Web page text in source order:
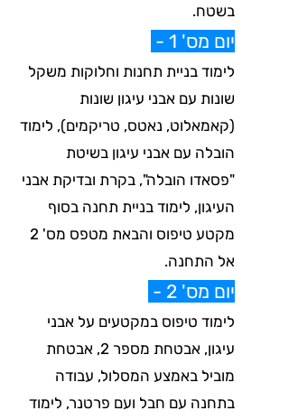
בשטח.
יום מס' 1 -
לימוד בניית תחנות וחלוקות משקל
שונות עם אבני עיגון שונות
(קאמאלוט, נאטס, טריקמים), לימוד
הובלה עם אבני עיגון בשיטת
"פסאדו הובלה", בקרת ובדיקת אבני
העיגון, לימוד בניית תחנה בסוף
מקטע טיפוס והבאת מטפס מס' 2
אל התחנה.
יום מס' 2 -
לימוד טיפוס במקטעים על אבני
עיגון, אבטחת מספר 2, אבטחת
מוביל באמצע המסלול, עבודה
בתחנה עם חבל ועם פרטנר, לימוד